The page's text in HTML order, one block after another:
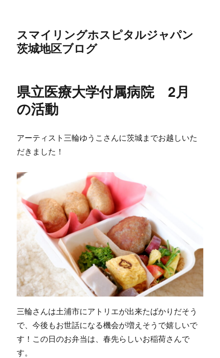
スマイリングホスピタルジャパン
茨城地区ブログ
県立医療大学付属病院 2月
の活動
アーティスト三輪ゆうこさんに茨城までお越しいた
だきました！
三輪さんは土浦市にアトリエが出来たばかりだそう
で、今後もお世話になる機会が増えそうで嬉しいで
す！この日のお弁当は、春先らしいお稲荷さんで
す。